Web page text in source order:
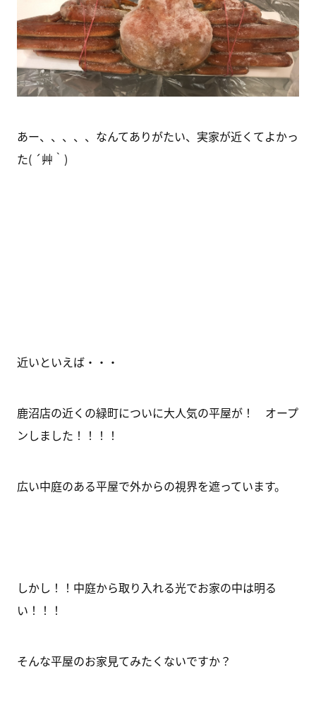
あー、、、、、なんてありがたい、実家が近くてよかっ
た( ´艸｀)
近いといえば・・・
鹿沼店の近くの緑町についに大人気の平屋が！ オープ
ンしました！！！！
広い中庭のある平屋で外からの視界を遮っています。
しかし！！中庭から取り入れる光でお家の中は明る
い！！！
そんな平屋のお家見てみたくないですか？